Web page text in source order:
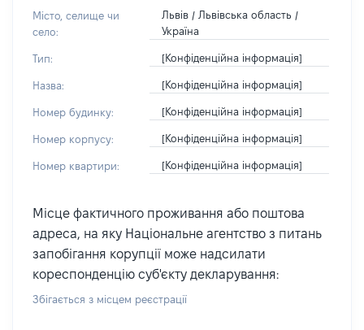
Місто, селище чи
село:
Львів / Львівська область /
Україна
Тип: [Конфіденційна інформація]
Назва: [Конфіденційна інформація]
Номер будинку: [Конфіденційна інформація]
Номер корпусу: [Конфіденційна інформація]
Номер квартири: [Конфіденційна інформація]
Місце фактичного проживання або поштова
адреса, на яку Національне агентство з питань
запобігання корупції може надсилати
кореспонденцію суб'єкту декларування:
Збігається з місцем реєстрації